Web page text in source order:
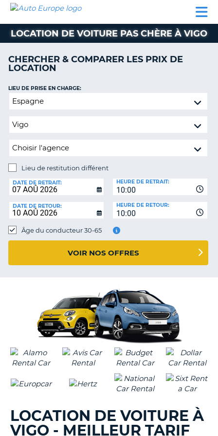
LOCATION
VOITURE
CAMPING-
CAR
CLIENT
AUTO
EUROPE
LOCATION
VOITURE
CAMPING-
CAR
PARTENAIRES
SUPPORT
CLIENT
COMPTE
MA
LOCATION DE VOITURE PAS CHÈRE À VIGO
CHERCHER & COMPARER LES PRIX DE
LOCATION
Lieu
restitution
différent
LIEU DE PRISE EN CHARGE:
Lieu de restitution différent
DE
RESTITUTION:
DATE DE RETRAIT:
10:00
HEURE DE RETRAIT:
DATE DE RETOUR:
10:00
HEURE DE RETOUR:
Âge du conducteur 30-65
VOIR NOS OFFRES
LOCATION DE VOITURE À
VIGO - MEILLEUR TARIF